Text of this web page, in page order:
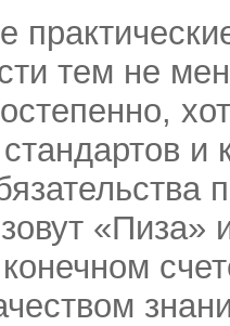
тем не
и
конечном